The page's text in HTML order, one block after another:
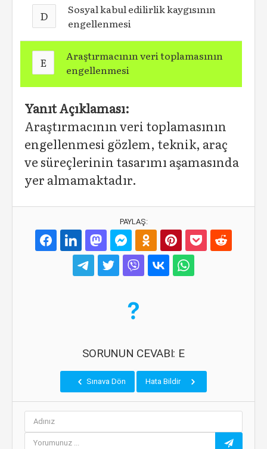
D
Sosyal kabul edilirlik kaygısının
engellenmesi
E
Araştırmacının veri toplamasının
engellenmesi
Yanıt Açıklaması:
Araştırmacının veri toplamasının
engellenmesi gözlem, teknik, araç
ve süreçlerinin tasarımı aşamasında
yer almamaktadır.
PAYLAŞ:
SORUNUN CEVABI: E
Sınava Dön Hata Bildir